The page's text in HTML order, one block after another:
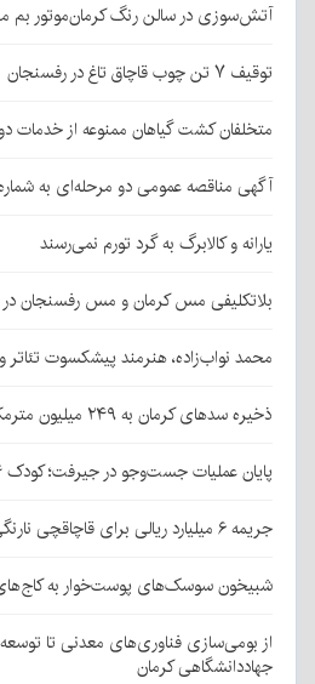
آتش‌سوزی در سالن رنگ کرمان‌موتور بم
توقیف ۷ تن چوب قاچاق تاغ در رفسنجان
متخلفان کشت گیاهان ممنوعه از خدمات
آگهی مناقصه عمومی دو مرحله‌ای به شماره ۰۵-۱۴۰۵ (تجدید
یارانه و کالابرگ به گرد تورم نمی‌رسند
بلاتکلیفی مس کرمان و مس رفسنجان
محمد نواب‌زاده، هنرمند پیشکسوت
ذخیره سدهای کرمان به ۲۴۹ میلیون مترمکعب رسید
پایان عملیات جست‌وجو در جیرفت؛ کودک ۴ ساله دلفاردی پیدا شد
جریمه ۶ میلیارد ریالی برای قاچاقچی نارنگی پاکستانی در بافت
شبیخون سوسک‌های پوست‌خوار به
از بومی‌سازی فناوری‌های معدنی تا
جهاددانشگاهی کرمان